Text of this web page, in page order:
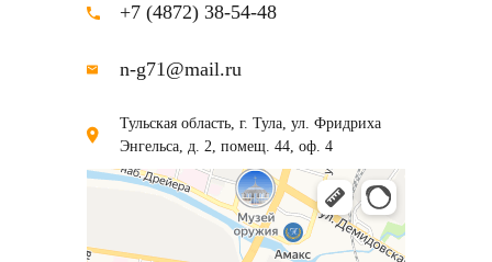
+7 (4872) 38-54-48
n-g71@mail.ru
Тульская область, г. Тула, ул. Фридриха
Энгельса, д. 2, помещ. 44, оф. 4